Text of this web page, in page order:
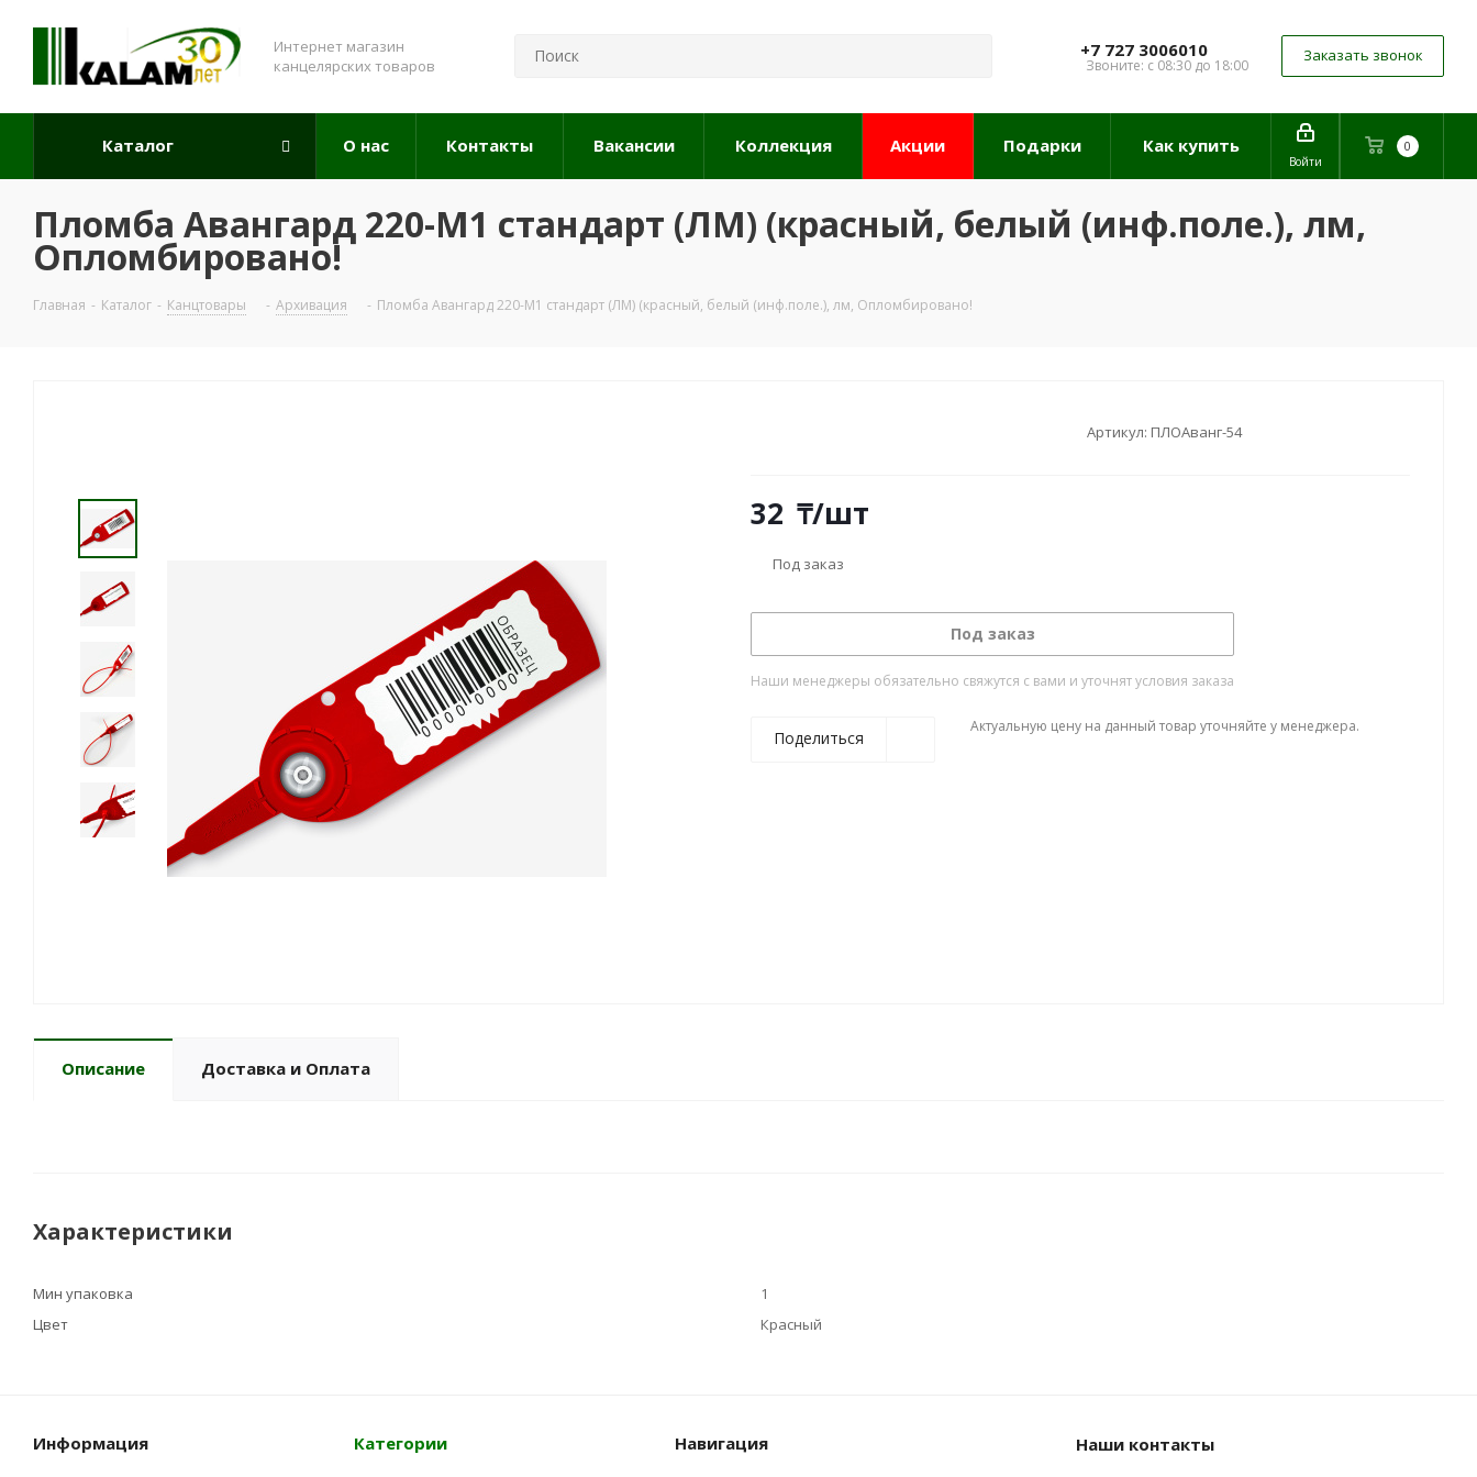
Интернет магазин
канцелярских товаров
+7 727 3006010
Звоните: с 08:30 до 18:00
Заказать звонок
0
Войти
Каталог О нас Контакты Вакансии Коллекция Акции Подарки Как купить
Пломба Авангард 220-М1 стандарт (ЛМ) (красный, белый (инф.поле.), лм,
Опломбировано!
Главная - Каталог - Канцтовары - Архивация - Пломба Авангард 220-М1 стандарт (ЛМ) (красный, белый (инф.поле.), лм, Опломбировано!
Артикул: ПЛОАванг-54
32 ₸/шт
Под заказ
Под заказ
Наши менеджеры обязательно свяжутся с вами и уточнят условия заказа
Поделиться
Актуальную цену на данный товар уточняйте у менеджера.
Описание Доставка и Оплата
Характеристики
Мин упаковка
1
Цвет
Красный
Информация Категории Навигация Наши контакты